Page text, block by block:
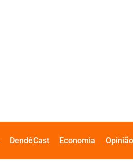
DendêCast Economia Opinião